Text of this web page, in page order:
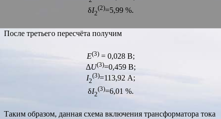
δI2
(2)=5,99 %.
После третьего пересчёта получим
E(3)= 0,028 В;
ΔU(3)=0,459 В;
I2
(3)=113,92 А;
δI2
(3)=6,01 %.
Таким образом, данная схема включения трансформатора тока